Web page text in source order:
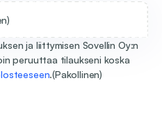
ja liittymisen Sovellin Oy:n
peruuttaa tilaukseni koska
.(Pakollinen)